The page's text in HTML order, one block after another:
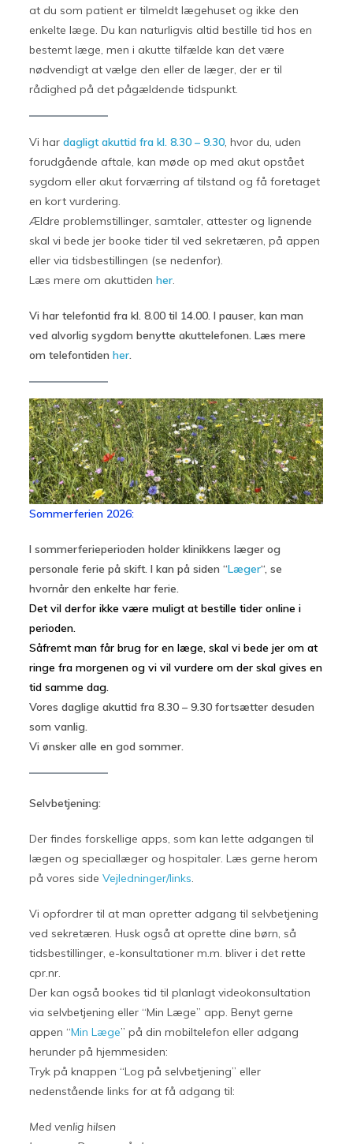
at du som patient er tilmeldt lægehuset og ikke den
enkelte læge. Du kan naturligvis altid bestille tid hos en
bestemt læge, men i akutte tilfælde kan det være
nødvendigt at vælge den eller de læger, der er til
rådighed på det pågældende tidspunkt.
Vi har dagligt akuttid fra kl. 8.30 – 9.30, hvor du, uden
forudgående aftale, kan møde op med akut opstået
sygdom eller akut forværring af tilstand og få foretaget
en kort vurdering.
Ældre problemstillinger, samtaler, attester og lignende
skal vi bede jer booke tider til ved sekretæren, på appen
eller via tidsbestillingen (se nedenfor).
Læs mere om akuttidenher.
Vi har telefontid fra kl. 8.00 til 14.00. I pauser, kan man
ved alvorlig sygdom benytte akuttelefonen. Læs mere
om telefontidenher.
Sommerferien 2026:
I sommerferieperioden holder klinikkens læger og
personale ferie på skift. I kan på siden “Læger“, se
hvornår den enkelte har ferie.
Det vil derfor ikke være muligt at bestille tider online i
perioden.
Såfremt man får brug for en læge, skal vi bede jer om at
ringe fra morgenen og vi vil vurdere om der skal gives en
tid samme dag.
Vores daglige akuttid fra 8.30 – 9.30 fortsætter desuden
som vanlig.
Vi ønsker alle en god sommer.
Selvbetjening:
Der findes forskellige apps, som kan lette adgangen til
lægen og speciallæger og hospitaler. Læs gerne herom
på vores sideVejledninger/links.
Vi opfordrer til at man opretter adgang til selvbetjening
ved sekretæren. Husk også at oprette dine børn, så
tidsbestillinger, e-konsultationer m.m. bliver i det rette
cpr.nr.
Der kan også bookes tid til planlagt videokonsultation
via selvbetjening eller “Min Læge” app. Benyt gerne
appen “Min Læge” på din mobiltelefon eller adgang
herunder på hjemmesiden:
Tryk på knappen “Log på selvbetjening” eller
nedenstående links for at få adgang til:
Med venlig hilsen